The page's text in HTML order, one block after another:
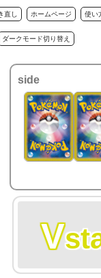
直し ホームページ 使い
ダークモード切り替え
side
V